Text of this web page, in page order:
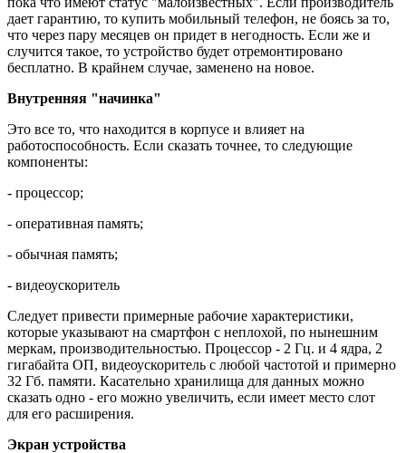
дает гарантию, то купить мобильный телефон, не боясь за то,
что через пару месяцев он придет в негодность. Если же и
случится такое, то устройство будет отремонтировано
бесплатно. В крайнем случае, заменено на новое.
Внутренняя "начинка"
Это все то, что находится в корпусе и влияет на
работоспособность. Если сказать точнее, то следующие
компоненты:
- процессор;
- оперативная память;
- обычная память;
- видеоускоритель
Следует привести примерные рабочие характеристики,
которые указывают на смартфон с неплохой, по нынешним
меркам, производительностью. Процессор - 2 Гц. и 4 ядра, 2
гигабайта ОП, видеоускоритель с любой частотой и примерно
32 Гб. памяти. Касательно хранилища для данных можно
сказать одно - его можно увеличить, если имеет место слот
для его расширения.
Экран устройства